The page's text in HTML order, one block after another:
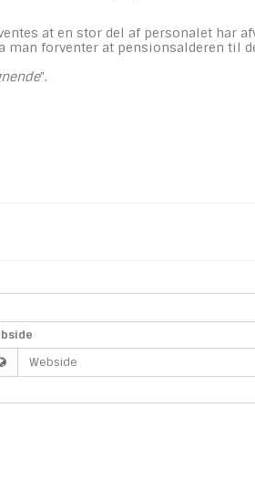
at en stor del af personalet har
forventer at pensionsalderen til
".